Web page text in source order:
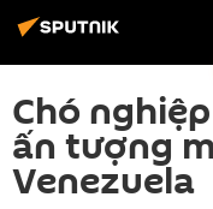
Chó
ấn tượng
Venezuela